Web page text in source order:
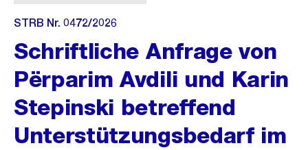
STRB Nr. 0472/2026
Schriftliche Anfrage von
Përparim Avdili und Karin
Stepinski betreffend
Unterstützungsbedarf im